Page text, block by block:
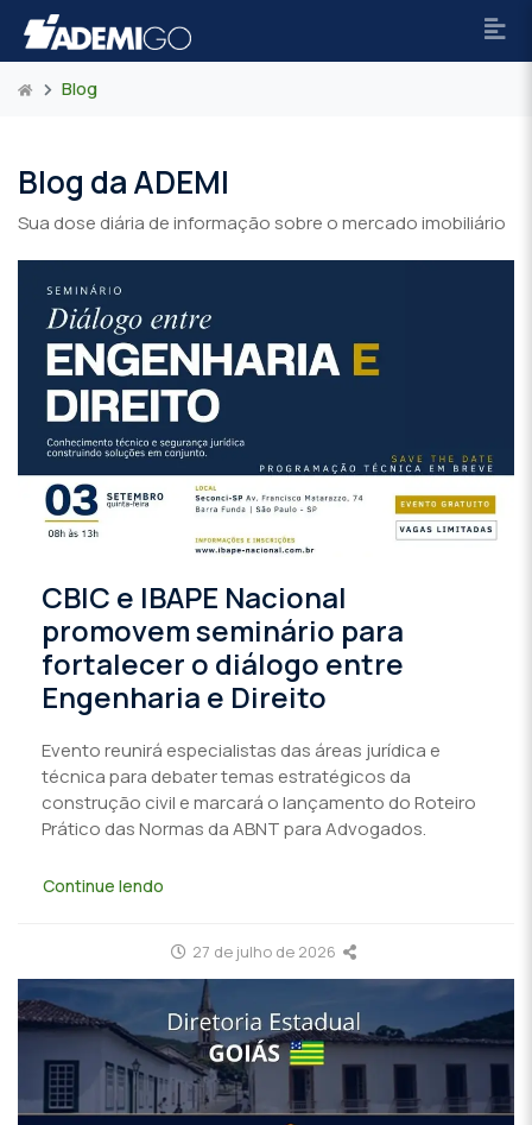
Blog
Blog da ADEMI
Sua dose diária de informação sobre o mercado imobiliário
CBIC e IBAPE Nacional
promovem seminário para
fortalecer o diálogo entre
Engenharia e Direito
Evento reunirá especialistas das áreas jurídica e
técnica para debater temas estratégicos da
construção civil e marcará o lançamento do Roteiro
Prático das Normas da ABNT para Advogados.
Continue lendo
27 de julho de 2026